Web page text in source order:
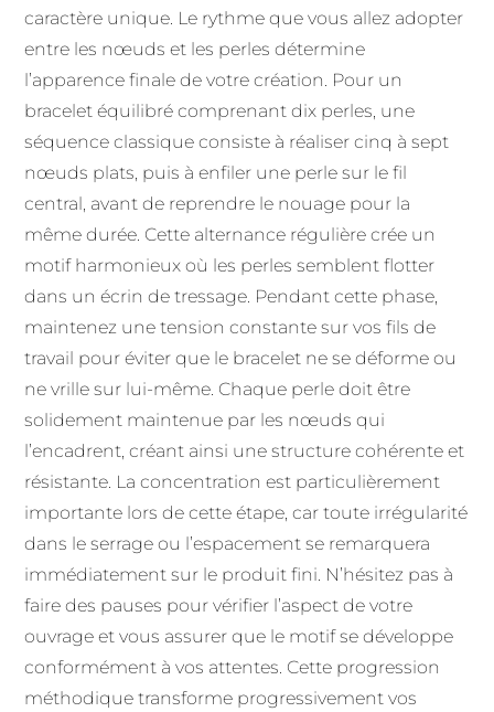
caractère unique. Le rythme que vous allez adopter
entre les nœuds et les perles détermine
l’apparence finale de votre création. Pour un
bracelet équilibré comprenant dix perles, une
séquence classique consiste à réaliser cinq à sept
nœuds plats, puis à enfiler une perle sur le fil
central, avant de reprendre le nouage pour la
même durée. Cette alternance régulière crée un
motif harmonieux où les perles semblent flotter
dans un écrin de tressage. Pendant cette phase,
maintenez une tension constante sur vos fils de
travail pour éviter que le bracelet ne se déforme ou
ne vrille sur lui-même. Chaque perle doit être
solidement maintenue par les nœuds qui
l’encadrent, créant ainsi une structure cohérente et
résistante. La concentration est particulièrement
importante lors de cette étape, car toute irrégularité
dans le serrage ou l’espacement se remarquera
immédiatement sur le produit fini. N’hésitez pas à
faire des pauses pour vérifier l’aspect de votre
ouvrage et vous assurer que le motif se développe
conformément à vos attentes. Cette progression
méthodique transforme progressivement vos